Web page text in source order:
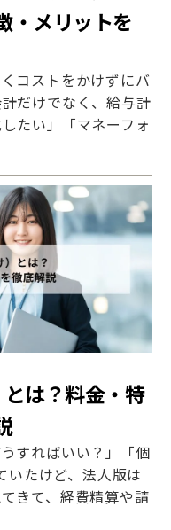
・メリットを
コストをかけずにバ
だけでなく、給与計
たい」「マネーフォ
は？料金・特
すればいい？」「個
いたけど、法人版は
きて、経費精算や請